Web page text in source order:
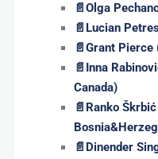
📄Olga
📄 Lucian
📄Grant Pierce
📄 Inna
Canada)
📄 Ranko
📄 Dinender